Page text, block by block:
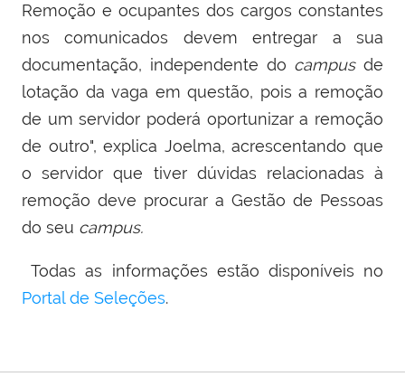
Remoção e ocupantes dos cargos constantes
nos comunicados devem entregar a sua
documentação, independente do campus de
lotação da vaga em questão, pois a remoção
de um servidor poderá oportunizar a remoção
de outro", explica Joelma, acrescentando que
o servidor que tiver dúvidas relacionadas à
remoção deve procurar a Gestão de Pessoas
do seu campus.
Todas as informações estão disponíveis no
Portal de Seleções.